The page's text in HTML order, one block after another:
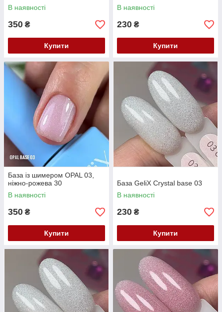
В наявності
350 ₴
Купити
В наявності
230 ₴
Купити
База із шимером OPAL 03,
ніжно-рожева 30
В наявності
350 ₴
Купити
База GeliX Crystal base 03
В наявності
230 ₴
Купити